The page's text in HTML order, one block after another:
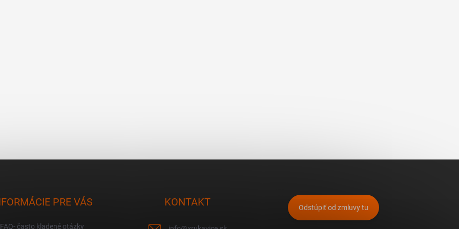
PRE VÁS
FAQ- často kladené otázky
KONTAKT Odstúpiť od zmluvy tu